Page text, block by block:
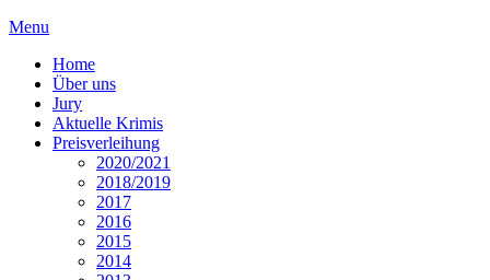
Menu
Home
Über uns
Jury
Aktuelle Krimis
Preisverleihung
2020/2021
2018/2019
2017
2016
2015
2014